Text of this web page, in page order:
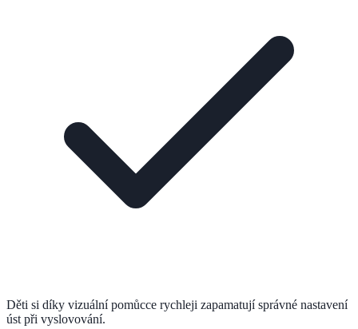
Děti si díky vizuální pomůcce rychleji zapamatují správné nastavení
úst při vyslovování.